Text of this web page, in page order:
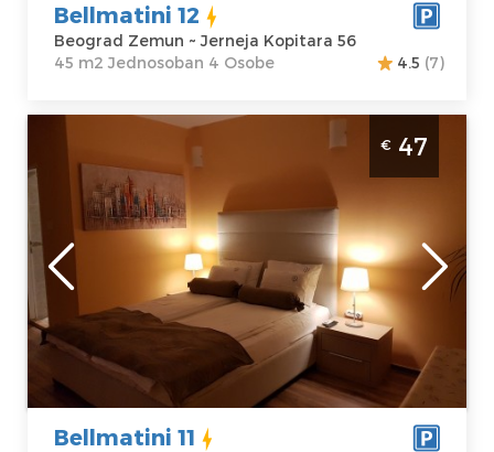
Bellmatini 12
Beograd Zemun ~ Jerneja Kopitara 56
45 m2 Jednosoban 4 Osobe
4.5 (7)
Studio Apartman Bellmatini 11 Beograd
Beograd
Lokacija:
Beograd Zemun
Adresa:
Jerneja
Kopitara 56
Cena
47 €
Gosti:
Kvadratura :32
m2
Struktura :
Studio
€ 47
Bellmatini 11